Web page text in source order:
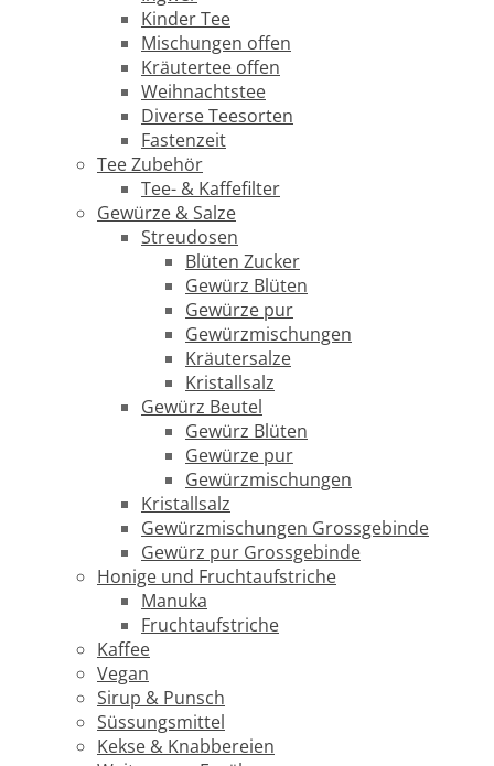
Kinder Tee
Mischungen offen
Kräutertee offen
Weihnachtstee
Diverse Teesorten
Fastenzeit
Tee Zubehör
Tee- & Kaffefilter
Gewürze & Salze
Streudosen
Blüten Zucker
Gewürz Blüten
Gewürze pur
Gewürzmischungen
Kräutersalze
Kristallsalz
Gewürz Beutel
Gewürz Blüten
Gewürze pur
Gewürzmischungen
Kristallsalz
Gewürzmischungen Grossgebinde
Gewürz pur Grossgebinde
Honige und Fruchtaufstriche
Manuka
Fruchtaufstriche
Kaffee
Vegan
Sirup & Punsch
Süssungsmittel
Kekse & Knabbereien